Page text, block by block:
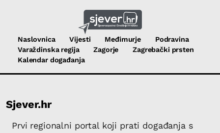
Naslovnica Vijesti Međimurje
Podravina
Varaždinska regija
Zagorje
Zagrebački prsten
Kalendar događanja
Sjever.hr
Prvi regionalni portal koji prati događanja s